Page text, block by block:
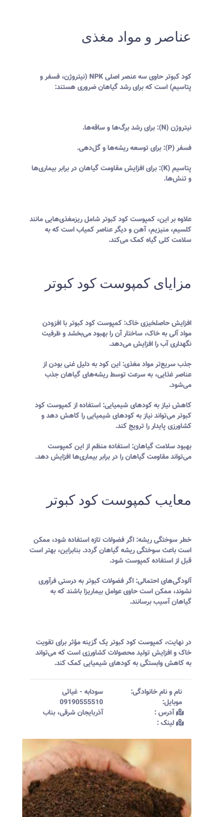
عناصر و مواد مغذی
کود کبوتر حاوی سه عنصر اصلی NPK (نیتروژن، فسفر و
پتاسیم) است که برای رشد گیاهان ضروری هستند:
نیتروژن (N): برای رشد برگ‌ها و ساقه‌ها.
فسفر (P): برای توسعه ریشه‌ها و گل‌دهی.
پتاسیم (K): برای افزایش مقاومت گیاهان در برابر بیماری‌ها
و تنش‌ها.
علاوه بر این، کمپوست کود کبوتر شامل ریزمغذی‌هایی مانند
کلسیم، منیزیم، آهن و دیگر عناصر کمیاب است که به
سلامت کلی گیاه کمک می‌کند.
مزایای کمپوست کود کبوتر
افزایش حاصلخیزی خاک: کمپوست کود کبوتر با افزودن
مواد آلی به خاک، ساختار آن را بهبود می‌بخشد و ظرفیت
نگهداری آب را افزایش می‌دهد.
جذب سریع‌تر مواد مغذی: این کود به دلیل غنی بودن از
عناصر غذایی، به سرعت توسط ریشه‌های گیاهان جذب
می‌شود.
کاهش نیاز به کودهای شیمیایی: استفاده از کمپوست کود
کبوتر می‌تواند نیاز به کودهای شیمیایی را کاهش دهد و
کشاورزی پایدار را ترویج کند.
بهبود سلامت گیاهان: استفاده منظم از این کمپوست
می‌تواند مقاومت گیاهان را در برابر بیماری‌ها افزایش دهد.
معایب کمپوست کود کبوتر
خطر سوختگی ریشه: اگر فضولات تازه استفاده شود، ممکن
است باعث سوختگی ریشه گیاهان گردد. بنابراین، بهتر است
قبل از استفاده کمپوست شود.
آلودگی‌های احتمالی: اگر فضولات کبوتر به درستی فرآوری
نشوند، ممکن است حاوی عوامل بیماریزا باشند که به
گیاهان آسیب برسانند.
در نهایت، کمپوست کود کبوتر یک گزینه مؤثر برای تقویت
خاک و افزایش تولید محصولات کشاورزی است که می‌تواند
به کاهش وابستگی به کودهای شیمیایی کمک کند.
نام و نام خانوادگی:‌ سودابه - غیاثی
موبایل:‌
09190555510
آدرس :‌
آذربایجان شرقی، بناب
لینک :‌